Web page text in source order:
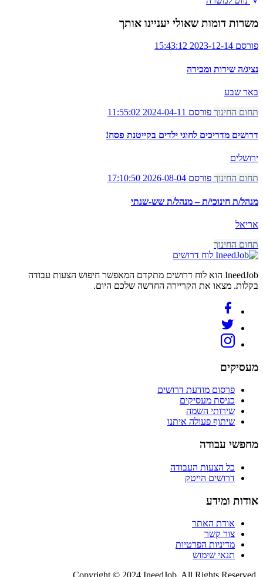
משרות דומות שאולי יעניינו אותך
פורסם 2023-12-14 15:43:12
נציג/ה שירות ומכירה
באר שבע
תחום החינוך פורסם 2024-04-11 11:55:02
דרושים מדריכים לחוגי ילדים בקייטנת פסח!
ירושלים
תחום החינוך פורסם 2026-08-04 17:10:50
מנהל/ת חינוכי/ת – מנהל/ת שש-שנתי
אריאל
תחום החינוך
לוח דרושים
IneedJob הוא לוח דרושים מתקדם המאפשר חיפוש הצעות עבודה
בקלות. מצאו את הקריירה החדשה שלכם היום.
מעסיקים
פרסום מודעת דרושים
כניסת מעסיקים
שירותי השמה
שיתוף פעולה איתנו
מחפשי עבודה
כל הצעות העבודה
דרושים הייטק
אודות ומידע
אודת האתר
צור קשר
מדיניות הפרטיות
תנאי שימוש